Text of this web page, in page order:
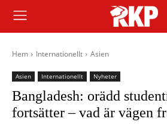
Hem Internationellt Asien
Asien Internationellt Nyheter
Bangladesh: orädd
fortsätter – vad är vägen